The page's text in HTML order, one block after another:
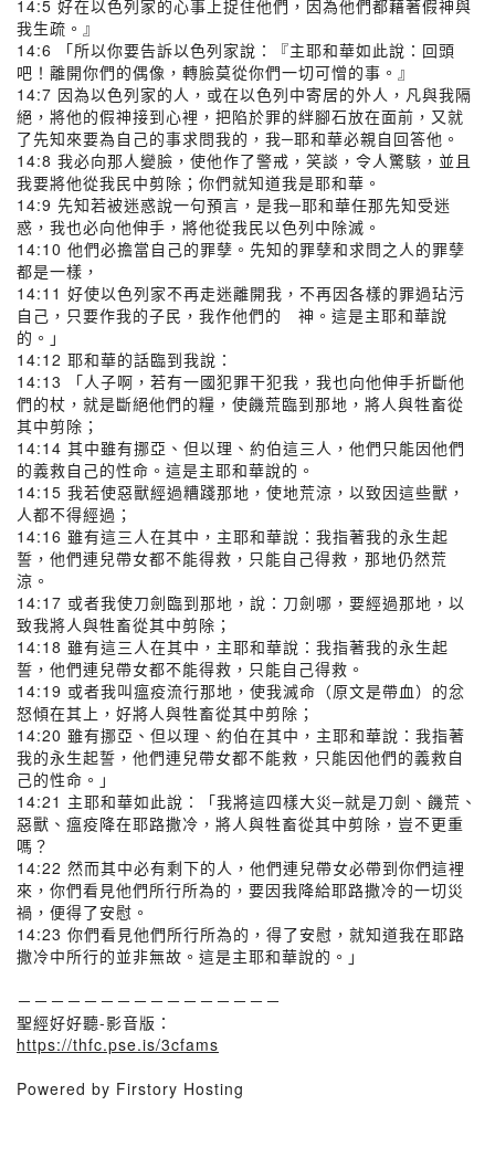
14:5 好在以色列家的心事上捉住他們，因為他們都藉著假神與
我生疏。』
14:6 「所以你要告訴以色列家說：『主耶和華如此說：回頭
吧！離開你們的偶像，轉臉莫從你們一切可憎的事。』
14:7 因為以色列家的人，或在以色列中寄居的外人，凡與我隔
絕，將他的假神接到心裡，把陷於罪的絆腳石放在面前，又就
了先知來要為自己的事求問我的，我─耶和華必親自回答他。
14:8 我必向那人變臉，使他作了警戒，笑談，令人驚駭，並且
我要將他從我民中剪除；你們就知道我是耶和華。
14:9 先知若被迷惑說一句預言，是我─耶和華任那先知受迷
惑，我也必向他伸手，將他從我民以色列中除滅。
14:10 他們必擔當自己的罪孽。先知的罪孽和求問之人的罪孽
都是一樣，
14:11 好使以色列家不再走迷離開我，不再因各樣的罪過玷污
自己，只要作我的子民，我作他們的 神。這是主耶和華說
的。」
14:12 耶和華的話臨到我說：
14:13 「人子啊，若有一國犯罪干犯我，我也向他伸手折斷他
們的杖，就是斷絕他們的糧，使饑荒臨到那地，將人與牲畜從
其中剪除；
14:14 其中雖有挪亞、但以理、約伯這三人，他們只能因他們
的義救自己的性命。這是主耶和華說的。
14:15 我若使惡獸經過糟踐那地，使地荒涼，以致因這些獸，
人都不得經過；
14:16 雖有這三人在其中，主耶和華說：我指著我的永生起
誓，他們連兒帶女都不能得救，只能自己得救，那地仍然荒
涼。
14:17 或者我使刀劍臨到那地，說：刀劍哪，要經過那地，以
致我將人與牲畜從其中剪除；
14:18 雖有這三人在其中，主耶和華說：我指著我的永生起
誓，他們連兒帶女都不能得救，只能自己得救。
14:19 或者我叫瘟疫流行那地，使我滅命（原文是帶血）的忿
怒傾在其上，好將人與牲畜從其中剪除；
14:20 雖有挪亞、但以理、約伯在其中，主耶和華說：我指著
我的永生起誓，他們連兒帶女都不能救，只能因他們的義救自
己的性命。」
14:21 主耶和華如此說：「我將這四樣大災─就是刀劍、饑荒、
惡獸、瘟疫降在耶路撒冷，將人與牲畜從其中剪除，豈不更重
嗎？
14:22 然而其中必有剩下的人，他們連兒帶女必帶到你們這裡
來，你們看見他們所行所為的，要因我降給耶路撒冷的一切災
禍，便得了安慰。
14:23 你們看見他們所行所為的，得了安慰，就知道我在耶路
撒冷中所行的並非無故。這是主耶和華說的。」
－－－－－－－－－－－－－－－－
聖經好好聽-影音版：
https://thfc.pse.is/3cfams
Powered by Firstory Hosting